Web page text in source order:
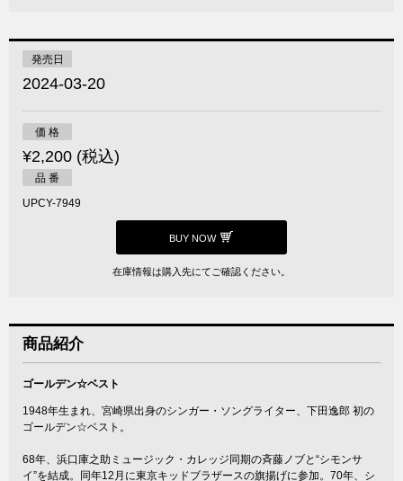
発売日
2024-03-20
価 格
¥2,200 (税込)
品 番
UPCY-7949
BUY NOW
在庫情報は購入先にてご確認ください。
商品紹介
ゴールデン☆ベスト
1948年生まれ、宮崎県出身のシンガー・ソングライター、下田逸郎 初の
ゴールデン☆ベスト。
68年、浜口庫之助ミュージック・カレッジ同期の斉藤ノブと“シモンサ
イ”を結成。同年12月に東京キッドブラザースの旗揚げに参加。70年、シ